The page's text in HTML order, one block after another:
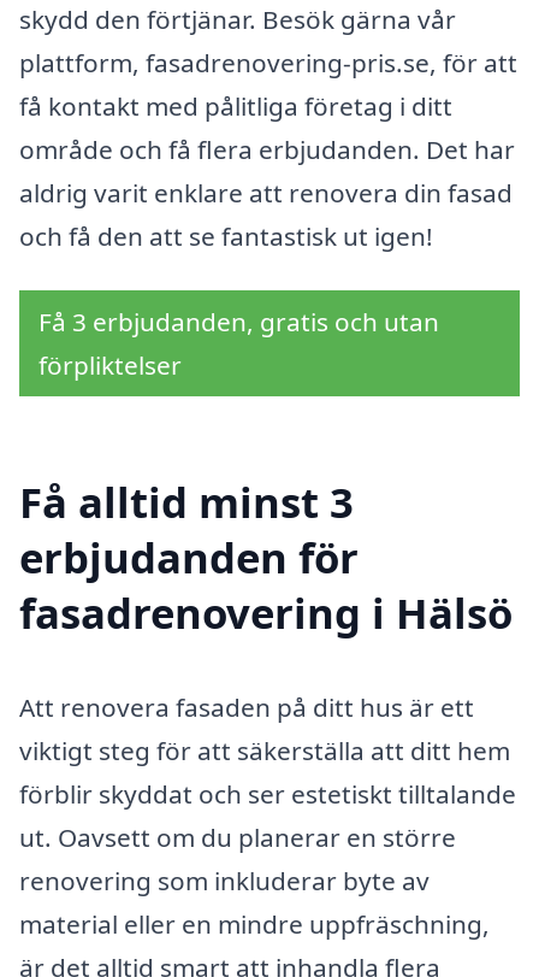
skydd den förtjänar. Besök gärna vår
plattform, fasadrenovering-pris.se, för att
få kontakt med pålitliga företag i ditt
område och få flera erbjudanden. Det har
aldrig varit enklare att renovera din fasad
och få den att se fantastisk ut igen!
Få 3 erbjudanden, gratis och utan
förpliktelser
Få alltid minst 3
erbjudanden för
fasadrenovering i Hälsö
Att renovera fasaden på ditt hus är ett
viktigt steg för att säkerställa att ditt hem
förblir skyddat och ser estetiskt tilltalande
ut. Oavsett om du planerar en större
renovering som inkluderar byte av
material eller en mindre uppfräschning,
är det alltid smart att inhandla flera